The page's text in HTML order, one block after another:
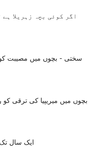
اگر کوئی بچہ زہریلا
سختی - بچوں میں مصیبت کو
بچوں میں میریپیا کی ترقی
ایک سال